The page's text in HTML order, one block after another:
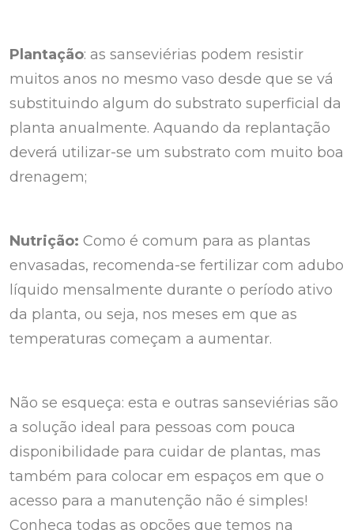
Plantação: as sanseviérias podem resistir
muitos anos no mesmo vaso desde que se vá
substituindo algum do substrato superficial da
planta anualmente. Aquando da replantação
deverá utilizar-se um substrato com muito boa
drenagem;
Nutrição: Como é comum para as plantas
envasadas, recomenda-se fertilizar com adubo
líquido mensalmente durante o período ativo
da planta, ou seja, nos meses em que as
temperaturas começam a aumentar.
Não se esqueça: esta e outras sanseviérias são
a solução ideal para pessoas com pouca
disponibilidade para cuidar de plantas, mas
também para colocar em espaços em que o
acesso para a manutenção não é simples!
Conheça todas as opções que temos na